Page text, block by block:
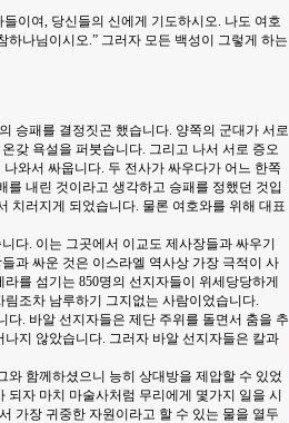
이여, 당신들의 신에게 기도하시오. 나도 여호
나님이시오.” 그러자 모든 백성이 그렇게 하는
승패를 결정짓곤 했습니다. 양쪽의 군대가 서로
갖 욕설을 퍼붓습니다. 그리고 나서 서로 증오
와서 싸웁니다. 두 전사가 싸우다가 어느 한쪽
내린 것이라고 생각하고 승패를 정했던 것입
치러지게 되었습니다. 물론 여호와를 위해 대표
다. 이는 그곳에서 이교도 제사장들과 싸우기
과 싸운 것은 이스라엘 역사상 가장 극적이 사
를 섬기는 850명의 선지자들이 위세당당하게
조차 남루하기 그지없는 사람이었습니다.
. 바알 선지자들은 제단 주위를 돌면서 춤을 추
지 않았습니다. 그러자 바알 선지자들은 칼과
함께하셨으니 능히 상대방을 제압할 수 있었
자 마치 마술사처럼 무리에게 몇가지 일을 시
가장 귀중한 자원이라고 할 수 있는 물을 열두